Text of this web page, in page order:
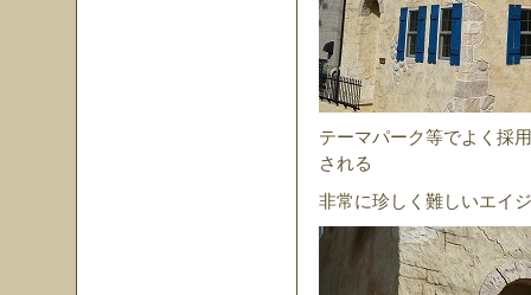
テーマパーク等でよく採
される
非常に珍しく難しいエイ